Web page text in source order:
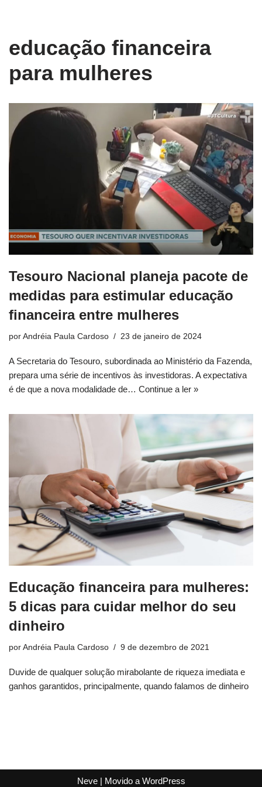
para
conteúdo
educação financeira
para mulheres
Tesouro Nacional planeja pacote de
medidas para estimular educação
financeira entre mulheres
por Andréia Paula Cardoso 23 de janeiro de 2024
A Secretaria do Tesouro, subordinada ao Ministério da Fazenda,
prepara uma série de incentivos às investidoras. A expectativa
é de que a nova modalidade de… Continue a ler »
Educação financeira para mulheres:
5 dicas para cuidar melhor do seu
dinheiro
por Andréia Paula Cardoso 9 de dezembro de 2021
Duvide de qualquer solução mirabolante de riqueza imediata e
ganhos garantidos, principalmente, quando falamos de dinheiro
Neve| Movido a WordPress